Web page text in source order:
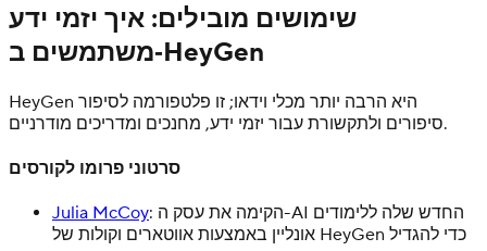
שימושים מובילים: איך יזמי ידע
משתמשים ב‑HeyGen
HeyGen היא הרבה יותר מכלי וידאו; זו פלטפורמה לסיפור
סיפורים ולתקשורת עבור יזמי ידע, מחנכים ומדריכים מודרניים.
סרטוני פרומו לקורסים
Julia McCoy: הקימה את עסק ה-AI החדש שלה ללימודים
אונליין באמצעות אווטארים וקולות של HeyGen כדי להגדיל